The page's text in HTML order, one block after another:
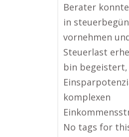
Berater
in
vornehmen
Steuerlast
bin begeistert,
komplexen
No tags for